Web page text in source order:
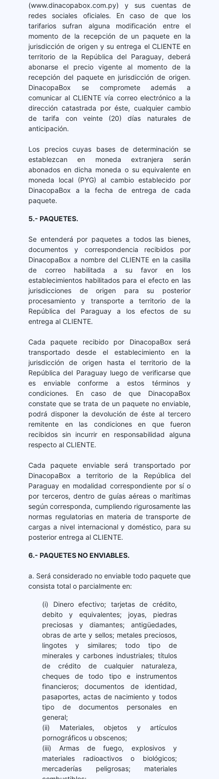
(www.dinacopabox.com.py) y sus cuentas de
redes sociales oficiales. En caso de que los
tarifarios sufran alguna modificación entre el
momento de la recepción de un paquete en la
jurisdicción de origen y su entrega el CLIENTE en
territorio de la República del Paraguay, deberá
abonarse el precio vigente al momento de la
recepción del paquete en jurisdicción de origen.
DinacopaBox se compromete además a
comunicar al CLIENTE vía correo electrónico a la
dirección catastrada por éste, cualquier cambio
de tarifa con veinte (20) días naturales de
anticipación.
Los precios cuyas bases de determinación se
establezcan en moneda extranjera serán
abonados en dicha moneda o su equivalente en
moneda local (PYG) al cambio establecido por
DinacopaBox a la fecha de entrega de cada
paquete.
5.- PAQUETES.
Se entenderá por paquetes a todos las bienes,
documentos y correspondencia recibidos por
DinacopaBox a nombre del CLIENTE en la casilla
de correo habilitada a su favor en los
establecimientos habilitados para el efecto en las
jurisdicciones de origen para su posterior
procesamiento y transporte a territorio de la
República del Paraguay a los efectos de su
entrega al CLIENTE.
Cada paquete recibido por DinacopaBox será
transportado desde el establecimiento en la
jurisdicción de origen hasta el territorio de la
República del Paraguay luego de verificarse que
es enviable conforme a estos términos y
condiciones. En caso de que DinacopaBox
constate que se trata de un paquete no enviable,
podrá disponer la devolución de éste al tercero
remitente en las condiciones en que fueron
recibidos sin incurrir en responsabilidad alguna
respecto al CLIENTE.
Cada paquete enviable será transportado por
DinacopaBox a territorio de la República del
Paraguay en modalidad correspondiente por sí o
por terceros, dentro de guías aéreas o marítimas
según corresponda, cumpliendo rigurosamente las
normas regulatorias en materia de transporte de
cargas a nivel internacional y doméstico, para su
posterior entrega al CLIENTE.
6.- PAQUETES NO ENVIABLES.
a. Será considerado no enviable todo paquete que
consista total o parcialmente en:
(i) Dinero efectivo; tarjetas de crédito,
debito y equivalentes; joyas, piedras
preciosas y diamantes; antigüedades,
obras de arte y sellos; metales preciosos,
lingotes y similares; todo tipo de
minerales y carbones industriales; títulos
de crédito de cualquier naturaleza,
cheques de todo tipo e instrumentos
financieros; documentos de identidad,
pasaportes, actas de nacimiento y todos
tipo de documentos personales en
general;
(ii) Materiales, objetos y artículos
pornográficos u obscenos;
(iii) Armas de fuego, explosivos y
materiales radioactivos o biológicos;
mercaderías peligrosas; materiales